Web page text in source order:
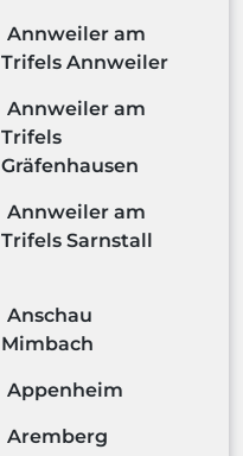
Annweiler am
Trifels Annweiler
Annweiler am
Trifels
Gräfenhausen
Annweiler am
Trifels Sarnstall
Anschau
Mimbach
Appenheim
Aremberg